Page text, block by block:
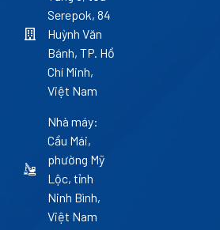
Serepok, 84
Huỳnh Văn
Bánh, TP. Hồ
Chí Minh,
Việt Nam
Nhà máy:
Cầu Mái,
phường Mỹ
Lộc, tỉnh
Ninh Bình,
Việt Nam